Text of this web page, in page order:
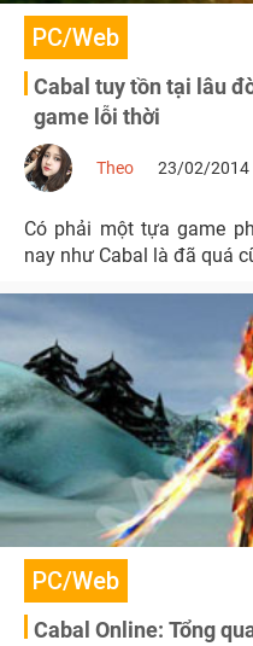
PC/Web
Cabal tuy tồn tại lâu
game lỗi thời
Theo 23/02/2014
Có phải một tựa game
nay như Cabal là đã quá
PC/Web
Cabal Online: Tổng